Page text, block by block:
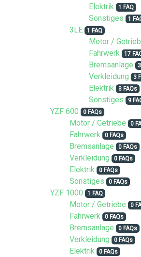
Elektrik 1 FAQ
Sonstiges 1
3LE 1 FAQ
Motor /
Fahrwerk 17
Bremsanlage
Verkleidung 3
Elektrik 3 FAQs
Sonstiges 9
YZF 600 0 FAQs
Motor / Getriebe 0
Fahrwerk 0 FAQs
Bremsanlage 0 FAQs
Verkleidung 0 FAQs
Elektrik 0 FAQs
Sonstiges 0 FAQs
YZF 1000 1 FAQ
Motor / Getriebe 0
Fahrwerk 0 FAQs
Bremsanlage 0 FAQs
Verkleidung 0 FAQs
Elektrik 0 FAQs